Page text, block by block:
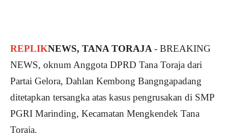
REPLIKNEWS, TANA TORAJA- BREAKING
NEWS, oknum Anggota DPRD Tana Toraja dari
Partai Gelora, Dahlan Kembong Bangngapadang
ditetapkan tersangka atas kasus pengrusakan di SMP
PGRI Marinding, Kecamatan Mengkendek Tana
Toraja.